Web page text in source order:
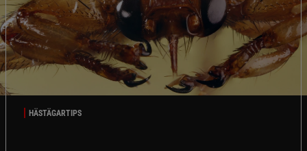
HÄSTÄGARTIPS